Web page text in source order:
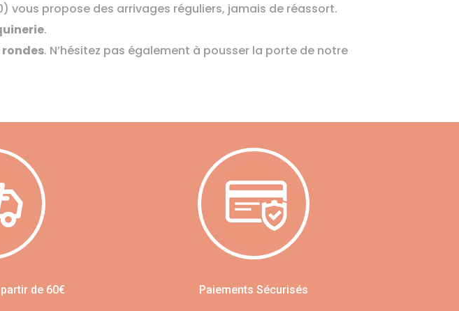
vous propose des arrivages réguliers, jamais de réassort.
.
. N’hésitez pas également à pousser la porte de notre
de 60€ Paiements Sécurisés